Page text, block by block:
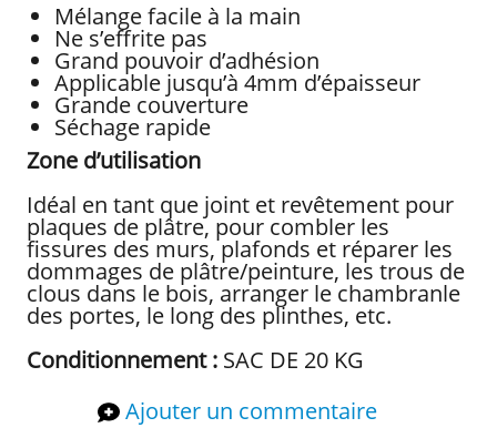
Mélange facile à la main
Ne s’effrite pas
Grand pouvoir d’adhésion
Applicable jusqu’à 4mm d’épaisseur
Grande couverture
Séchage rapide
Zone d’utilisation
Idéal en tant que joint et revêtement pour
plaques de plâtre, pour combler les
fissures des murs, plafonds et réparer les
dommages de plâtre/peinture, les trous de
clous dans le bois, arranger le chambranle
des portes, le long des plinthes, etc.
Conditionnement : SAC DE 20 KG
Ajouter un commentaire